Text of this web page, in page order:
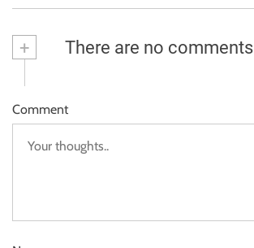
+ There are no comments
Comment